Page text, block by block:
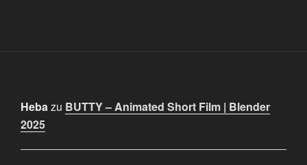
Hebazu BUTTY – Animated Short Film | Blender
2025